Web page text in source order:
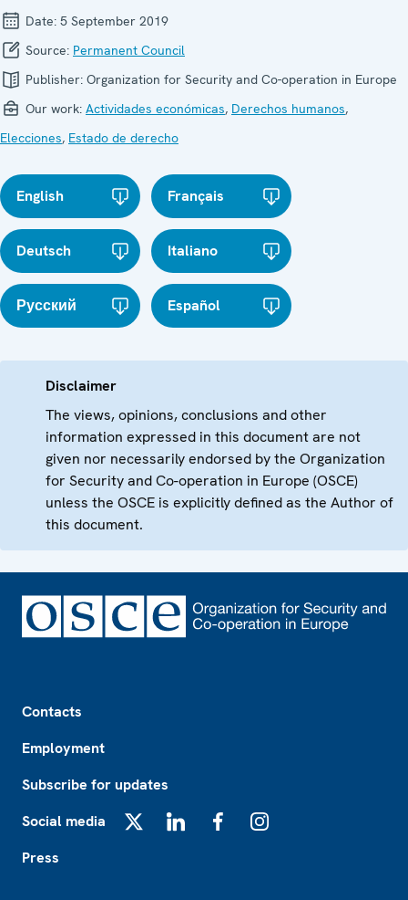
Date: 5 September 2019
Source: Permanent Council
Publisher: Organization for Security and Co-operation in Europe
Our work: Actividades económicas, Derechos humanos,
Elecciones, Estado de derecho
English Français
Deutsch Italiano
Русский Español
Disclaimer
The views, opinions, conclusions and other
information expressed in this document are not
given nor necessarily endorsed by the Organization
for Security and Co-operation in Europe (OSCE)
unless the OSCE is explicitly defined as the Author of
this document.
Contacts
Employment
Subscribe for updates
Social media
Press